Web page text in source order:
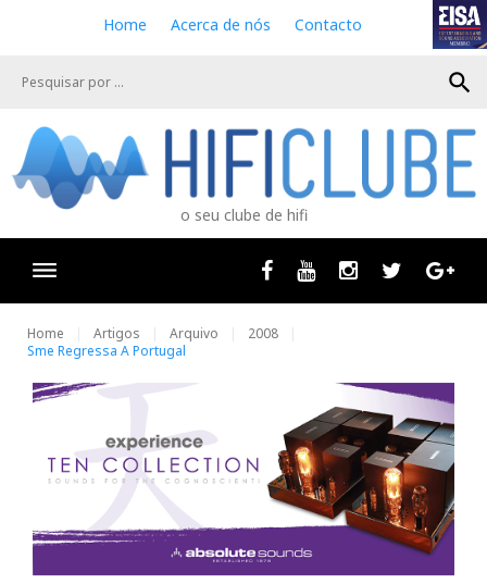
e
Home Acerca de nós Contacto
search
o seu clube de hifi
Facebook
Youtube InstagramTwitter
Home Artigos Arquivo
2008
Sme Regressa A Portugal